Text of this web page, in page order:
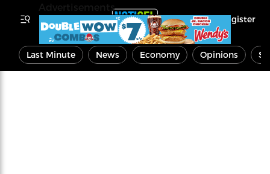
Register
Last Minute News Economy Opinions
Advertisements